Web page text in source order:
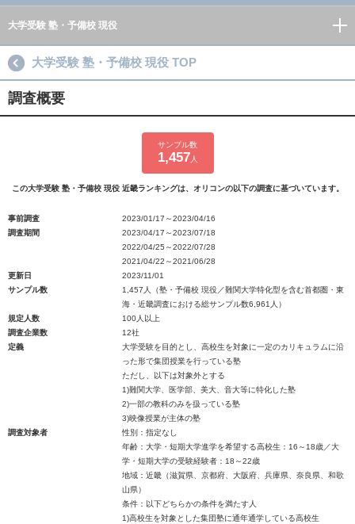
大学受験 塾・予備校 現役
大学受験 塾・予備校 現役 TOP
調査概要
サンプル数
1,457 人
この大学受験 塾・予備校 現役 近畿ランキングは、オリコンの以下の調査に基づいています。
事前調査
2023/01/17～2023/04/16
調査期間
2023/04/17～2023/07/18
2022/04/25～2022/07/28
2021/04/22～2021/06/28
更新日
2023/11/01
サンプル数
1,457人（塾・予備校 現役／難関大学特化型を含む首都圏・東
海・近畿調査における総サンプル数6,961人）
規定人数
100人以上
調査企業数
12社
定義
大学受験を目的とし、高校生を対象に一定のカリキュラムに沿
った形で集団授業を行っている塾
ただし、以下は対象外とする
1)難関大学、医学部、美大、音大等に特化した塾
2)一部の教科のみを扱っている塾
3)映像授業が主体の塾
調査対象者
性別：指定なし
年齢：大学・短期大学進学を希望する高校生：16～18歳／大
学・短期大学の受験経験者：18～22歳
地域：近畿（滋賀県、京都府、大阪府、兵庫県、奈良県、和歌
山県）
条件：以下どちらかの条件を満たす人
1)高校生を対象とした集団塾に通年通学している高校生